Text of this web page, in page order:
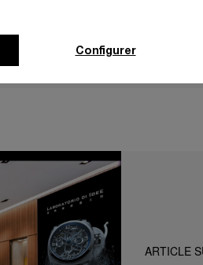
ARTICLE
Configurer